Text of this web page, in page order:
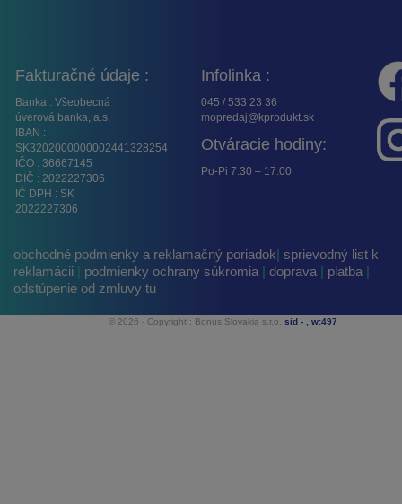
Fakturačné údaje :
Banka : Všeobecná
úverová banka, a.s.
IBAN :
SK3202000000002441328254
IČO : 36667145
DIČ : 2022227306
IČ DPH : SK
2022227306
Infolinka :
045 / 533 23 36
mopredaj@kprodukt.sk
Otváracie hodiny:
Po-Pi 7:30 – 17:00
obchodné podmienky a reklamačný poriadok| sprievodný list k
reklamácii
podmienky ochrany súkromia | doprava | platba |
odstúpenie od zmluvy tu
© 2026 - Copyright : Bonus Slovakia s.r.o. sid - , w:497